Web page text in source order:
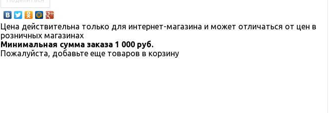
Цена действительна только для интернет-магазина и может отличаться от цен в
розничных магазинах
Минимальная сумма заказа 1 000 руб.
Пожалуйста, добавьте еще товаров в корзину